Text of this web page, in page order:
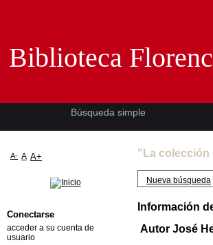
"La colección
Nueva búsqueda
Información
Autor José
Biblioteca
Búsqueda simple
A- A A+
Conectarse
acceder a su cuenta de
usuario